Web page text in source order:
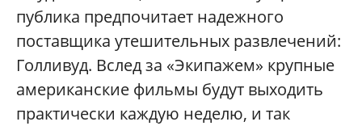
публика предпочитает надежного
поставщика утешительных развлечений:
Голливуд. Вслед за «Экипажем» крупные
американские фильмы будут выходить
практически каждую неделю, и так